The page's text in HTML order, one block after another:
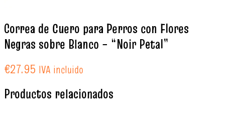
Correa de Cuero para Perros con Flores
Negras sobre Blanco – “Noir Petal”
€27.95 IVA incluido
Productos relacionados